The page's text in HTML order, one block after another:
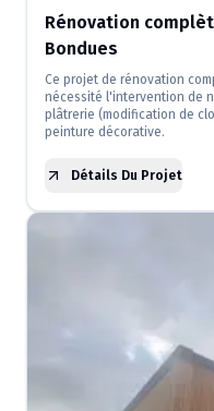
Rénovation
Bondues
Ce projet de rénovation
nécessité l'intervention de
plâtrerie (modification de
peinture décorative.
Détails Du Projet